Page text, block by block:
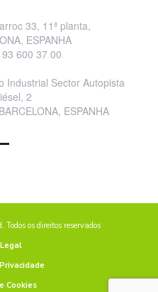
33, 11ª planta,
ESPANHA
93 600 37 00
Industrial Sector Autopista
2
ESPANHA
os direitos reservados
Cookies